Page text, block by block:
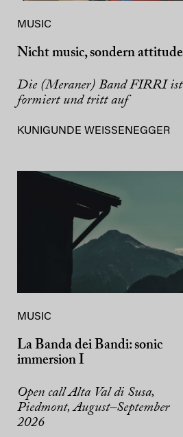
MUSIC
Nicht music, sondern attitude
Die (Meraner) Band FIRRI ist
formiert und tritt auf
KUNIGUNDE WEISSENEGGER
MUSIC
La Banda dei Bandi: sonic
immersion I
Open call Alta Val di Susa,
Piedmont, August–September
2026